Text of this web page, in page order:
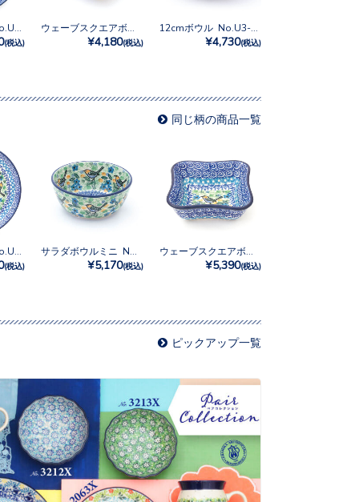
(税込) ¥4,180(税込)
12cmボウル No.U3-5179
¥4,730(税込)
同じ柄の商品一覧
(税込) ¥5,170(税込) ¥5,390(税込)
ピックアップ一覧